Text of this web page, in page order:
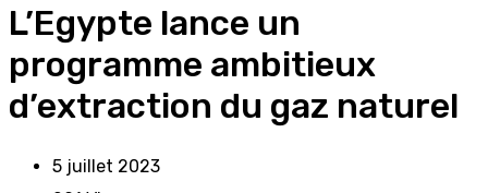
L’Egypte lance un
programme ambitieux
d’extraction du gaz naturel
5 juillet 2023